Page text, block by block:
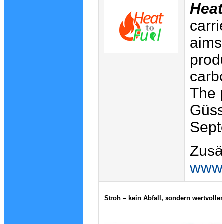
The
Stroh – kein Abfall, sondern